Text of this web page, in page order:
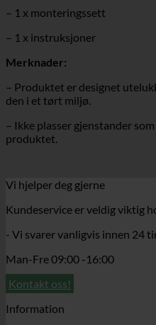
– 1 x monteringssett
– 1 x instruksjoner
Merknader:
– Produktet er designet
den i et tørt miljø.
– Ikke plasser gjenstander
produktet.
Vi hjelper deg gjerne
Kundeservice er veldig viktig
- Vi svarer vanligvis innen 24
Man-Fre 09:00 -16:00
Kontakt oss!
Information